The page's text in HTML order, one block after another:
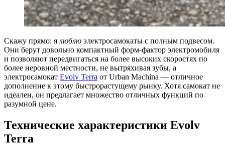
Скажу прямо: ялюблю электросамокаты с полным подвесом.
Они берут довольно компактный форм-фактор электромобиля
и позволяют передвигаться на более высоких скоростях по
более неровной местности, не вытряхивая зубы, а
электросамокат Evolv Terra от Urban Machina — отличное
дополнение к этому быстрорастущему рынку. Хотя самокат не
идеален, он предлагает множество отличных функций по
разумной цене.
Технические характеристики Evolv
Terra